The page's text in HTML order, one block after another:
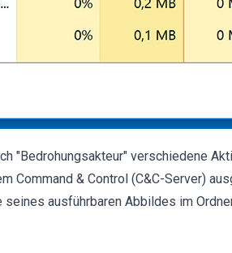
"Bedrohungsakteur" verschiedene
Command & Control (C&C-Server)
ausführbaren Abbildes im